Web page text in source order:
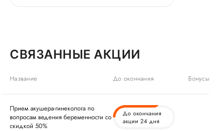
СВЯЗАННЫЕ АКЦИИ
Название До окончания Бонусы
Прием акушера-гинеколога по
вопросам ведения беременности со
скидкой 50%
До окончания
акции 24 дня